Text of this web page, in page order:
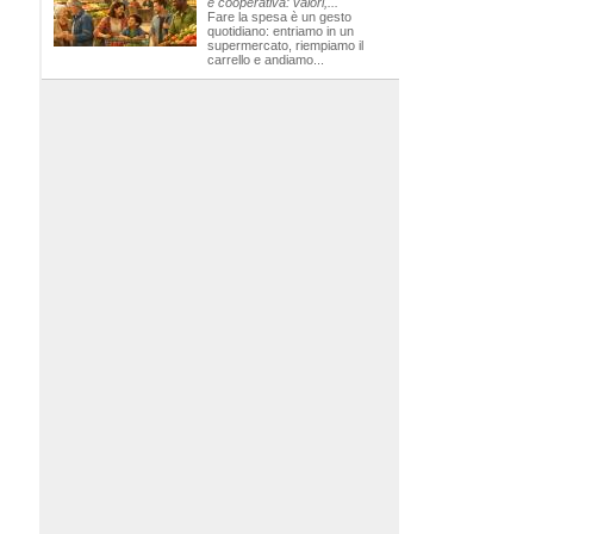
Fare la spesa è un gesto
quotidiano: entriamo in un
supermercato, riempiamo il
carrello e andiamo...